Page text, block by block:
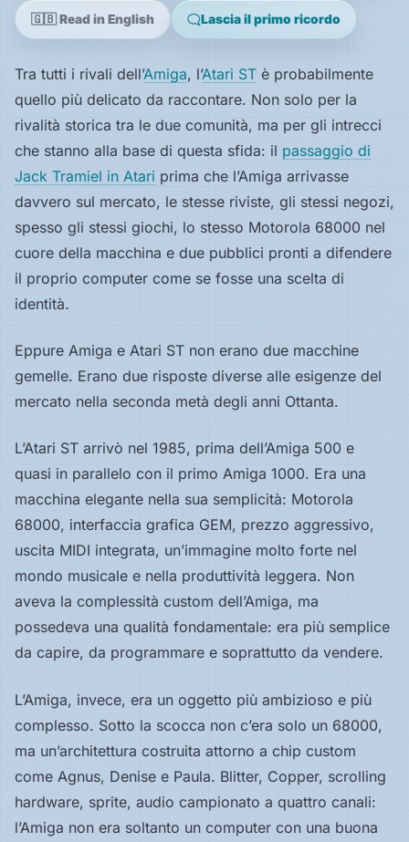
giocabili
oggi
e
interpreti
Memories
Interviste
Hardware
Tutte
le
piattaforme
Computer
Arcade
🇬🇧 Read in English Lascia il primo ricordo
Tra tutti i rivali dell’Amiga, l’Atari ST è probabilmente
quello più delicato da raccontare. Non solo per la
rivalità storica tra le due comunità, ma per gli intrecci
che stanno alla base di questa sfida: il passaggio di
Jack Tramiel in Atari prima che l’Amiga arrivasse
davvero sul mercato, le stesse riviste, gli stessi negozi,
spesso gli stessi giochi, lo stesso Motorola 68000 nel
cuore della macchina e due pubblici pronti a difendere
il proprio computer come se fosse una scelta di
identità.
Eppure Amiga e Atari ST non erano due macchine
gemelle. Erano due risposte diverse alle esigenze del
mercato nella seconda metà degli anni Ottanta.
L’Atari ST arrivò nel 1985, prima dell’Amiga 500 e
quasi in parallelo con il primo Amiga 1000. Era una
macchina elegante nella sua semplicità: Motorola
68000, interfaccia grafica GEM, prezzo aggressivo,
uscita MIDI integrata, un’immagine molto forte nel
mondo musicale e nella produttività leggera. Non
aveva la complessità custom dell’Amiga, ma
possedeva una qualità fondamentale: era più semplice
da capire, da programmare e soprattutto da vendere.
L’Amiga, invece, era un oggetto più ambizioso e più
complesso. Sotto la scocca non c’era solo un 68000,
ma un’architettura costruita attorno a chip custom
come Agnus, Denise e Paula. Blitter, Copper, scrolling
hardware, sprite, audio campionato a quattro canali:
l’Amiga non era soltanto un computer con una buona